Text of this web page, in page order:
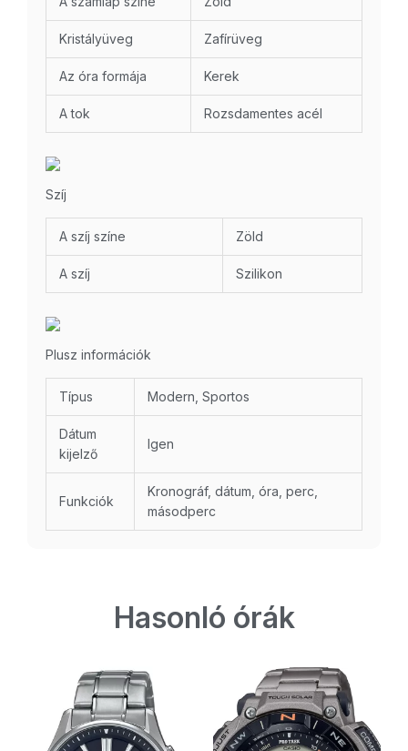
Kristályüveg Zafírüveg
Az óra formája Kerek
A tok Rozsdamentes acél
Szíj
A szíj színe Zöld
A szíj Szilikon
Plusz információk
Típus Modern, Sportos
Dátum
kijelző
Igen
Funkciók
Kronográf, dátum, óra, perc,
másodperc
Hasonló órák